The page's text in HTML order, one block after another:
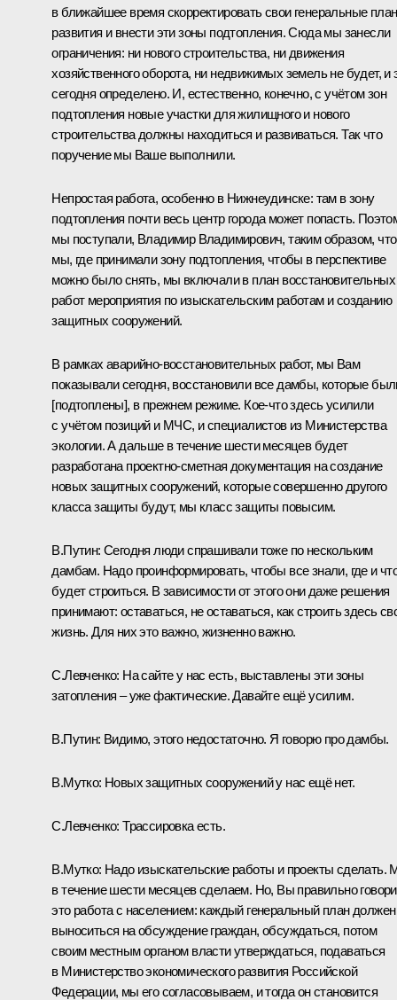
в ближайшее время скорректировать свои генеральные
развития и внести эти зоны подтопления. Сюда мы занесли
ограничения: ни нового строительства, ни движения
хозяйственного оборота, ни недвижимых земель не будет, и
сегодня определено. И, естественно, конечно, с учётом зон
подтопления новые участки для жилищного и нового
строительства должны находиться и развиваться. Так что
поручение мы Ваше выполнили.
Непростая работа, особенно в Нижнеудинске: там в зону
подтопления почти весь центр города может попасть.
мы поступали, Владимир Владимирович, таким образом, что
мы, где принимали зону подтопления, чтобы в перспективе
можно было снять, мы включали в план восстановительных
работ мероприятия по изыскательским работам и созданию
защитных сооружений.
В рамках аварийно-восстановительных работ, мы Вам
показывали сегодня, восстановили все дамбы, которые
[подтоплены], в прежнем режиме. Кое-что здесь усилили
с учётом позиций и МЧС, и специалистов из Министерства
экологии. А дальше в течение шести месяцев будет
разработана проектно-сметная документация на создание
новых защитных сооружений, которые совершенно другого
класса защиты будут, мы класс защиты повысим.
В.Путин: Сегодня люди спрашивали тоже по нескольким
дамбам. Надо проинформировать, чтобы все знали, где и
будет строиться. В зависимости от этого они даже решения
принимают: оставаться, не оставаться, как строить здесь
жизнь. Для них это важно, жизненно важно.
С.Левченко: На сайте у нас есть, выставлены эти зоны
затопления – уже фактические. Давайте ещё усилим.
В.Путин: Видимо, этого недостаточно. Я говорю про дамбы.
В.Мутко: Новых защитных сооружений у нас ещё нет.
С.Левченко: Трассировка есть.
В.Мутко: Надо изыскательские работы и проекты сделать.
в течение шести месяцев сделаем. Но, Вы правильно
это работа с населением: каждый генеральный план должен
выноситься на обсуждение граждан, обсуждаться, потом
своим местным органом власти утверждаться, подаваться
в Министерство экономического развития Российской
Федерации, мы его согласовываем, и тогда он становится